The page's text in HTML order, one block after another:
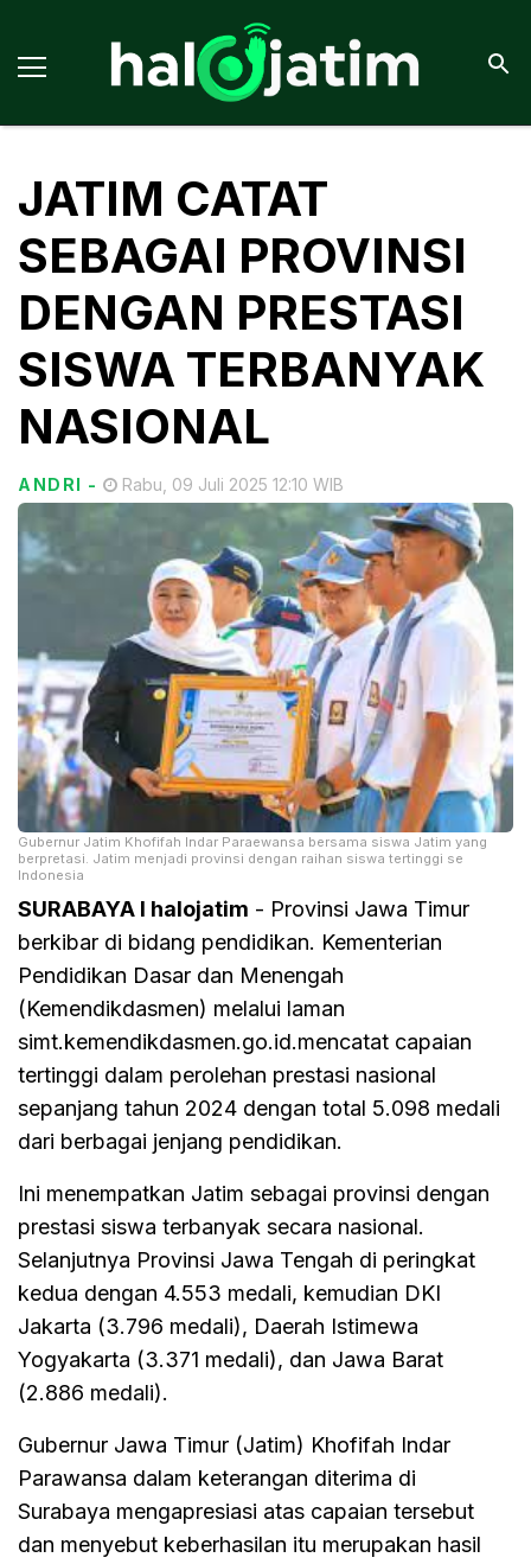
JATIM CATAT
SEBAGAI PROVINSI
DENGAN PRESTASI
SISWA TERBANYAK
NASIONAL
ANDRI - Rabu, 09 Juli 2025 12:10 WIB
Gubernur Jatim Khofifah Indar Paraewansa bersama siswa Jatim yang
berpretasi. Jatim menjadi provinsi dengan raihan siswa tertinggi se
Indonesia
SURABAYA I halojatim - Provinsi Jawa Timur
berkibar di bidang pendidikan. Kementerian
Pendidikan Dasar dan Menengah
(Kemendikdasmen) melalui laman
simt.kemendikdasmen.go.id.mencatat capaian
tertinggi dalam perolehan prestasi nasional
sepanjang tahun 2024 dengan total 5.098 medali
dari berbagai jenjang pendidikan.
Ini menempatkan Jatim sebagai provinsi dengan
prestasi siswa terbanyak secara nasional.
Selanjutnya Provinsi Jawa Tengah di peringkat
kedua dengan 4.553 medali, kemudian DKI
Jakarta (3.796 medali), Daerah Istimewa
Yogyakarta (3.371 medali), dan Jawa Barat
(2.886 medali).
Gubernur Jawa Timur (Jatim) Khofifah Indar
Parawansa dalam keterangan diterima di
Surabaya mengapresiasi atas capaian tersebut
dan menyebut keberhasilan itu merupakan hasil